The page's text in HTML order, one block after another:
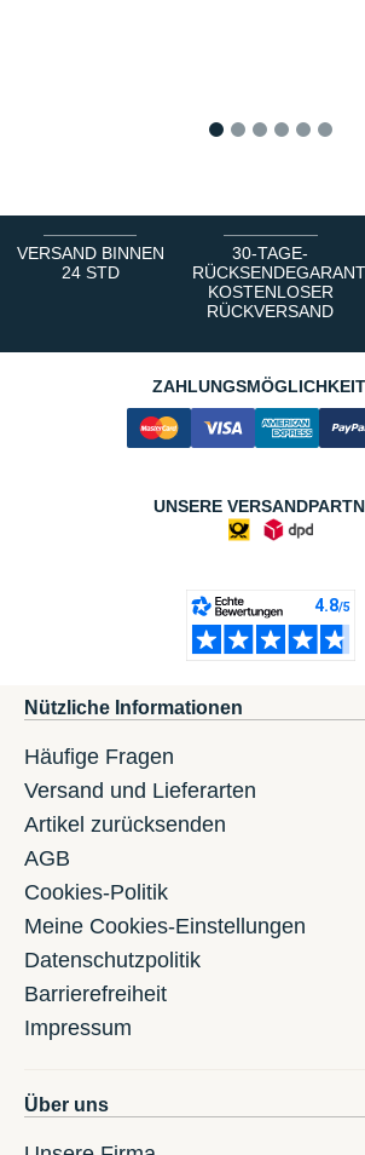
VERSAND BINNEN
24 STD
30-TAGE-
KOSTENLOSER
RÜCKVERSAND
UNSERE
Nützliche Informationen
Häufige Fragen
Versand und Lieferarten
Artikel zurücksenden
AGB
Cookies-Politik
Meine Cookies-Einstellungen
Datenschutzpolitik
Barrierefreiheit
Impressum
Über uns